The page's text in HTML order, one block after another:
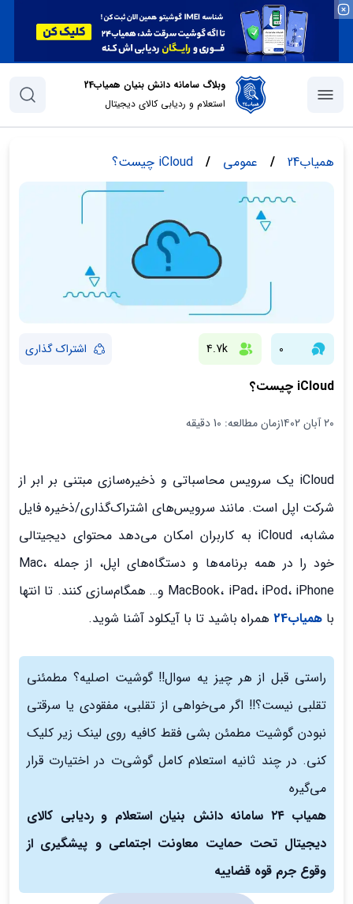
وبلاگ سامانه دانش بنیان همیاب24
استعلام و ردیابی کالای دیجیتال
همیاب24 / عمومی / iCloud چیست؟
0
4.7k اشتراک گذاری
iCloud چیست؟
۲۰ آبان ۱۴۰۲ زمان مطالعه: 10 دقیقه
iCloud یک سرویس محاسباتی و ذخیره‌سازی مبتنی بر ابر از
شرکت اپل است. مانند سرویس‌های اشتراک‌گذاری/ذخیره فایل
مشابه، iCloud به کاربران امکان می‌دهد محتوای دیجیتالی
خود را در همه برنامه‌ها و دستگاه‌های اپل، از جمله Mac،
MacBook، iPad، iPod، iPhone و… همگام‌سازی کنند. تا انتها
با همیاب24 همراه باشید تا با آیکلود آشنا شوید.
راستی قبل از هر چیز یه سوال!! گوشیت اصلیه؟ مطمئنی
تقلبی نیست؟!! اگر می‌خواهی از تقلبی، مفقودی یا سرقتی
نبودن گوشیت مطمئن بشی فقط کافیه روی لینک زیر کلیک
کنی. در چند ثانیه استعلام کامل گوشی‌ت در اختیارت قرار
می‌گیره
همیاب ۲۴ سامانه دانش بنیان استعلام و ردیابی کالای
دیجیتال تحت حمایت معاونت اجتماعی و پیشگیری از
وقوع جرم قوه قضاییه